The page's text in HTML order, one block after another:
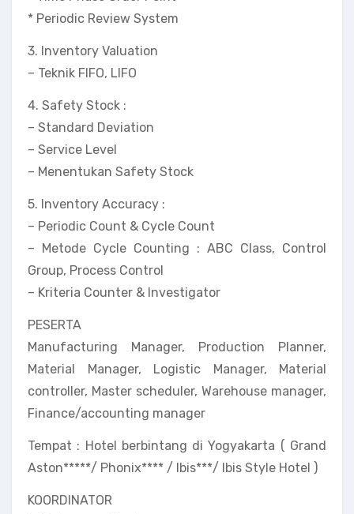
* Periodic Review System
3. Inventory Valuation
– Teknik FIFO, LIFO
4. Safety Stock :
– Standard Deviation
– Service Level
– Menentukan Safety Stock
5. Inventory Accuracy :
– Periodic Count & Cycle Count
– Metode Cycle Counting : ABC Class, Control
Group, Process Control
– Kriteria Counter & Investigator
PESERTA
Manufacturing Manager, Production Planner,
Material Manager, Logistic Manager, Material
controller, Master scheduler, Warehouse manager,
Finance/accounting manager
Tempat : Hotel berbintang di Yogyakarta ( Grand
Aston*****/ Phonix**** / Ibis***/ Ibis Style Hotel )
KOORDINATOR